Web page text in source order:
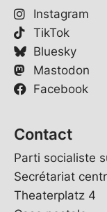
Instagram
TikTok
Bluesky
Mastodon
Facebook
Contact
Parti socialiste
Secrétariat
Theaterplatz 4